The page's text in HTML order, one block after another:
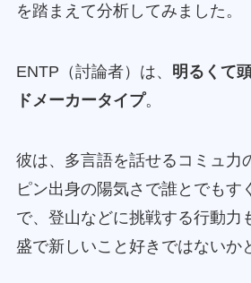
を踏まえて分析してみました。
ENTP（討論者）は、 明るくて
ドメーカータイプ。
彼は、多言語を話せるコミュ力
ピン出身の陽気さで誰とでもす
で、登山などに挑戦する行動力
盛で新しいこと好きではないか